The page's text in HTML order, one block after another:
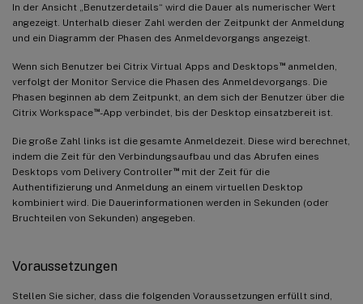
In der Ansicht „Benutzerdetails“ wird die Dauer als numerischer Wert
angezeigt. Unterhalb dieser Zahl werden der Zeitpunkt der Anmeldung
und ein Diagramm der Phasen des Anmeldevorgangs angezeigt.
Wenn sich Benutzer bei Citrix Virtual Apps and Desktops ™anmelden,
verfolgt der Monitor Service die Phasen des Anmeldevorgangs. Die
Phasen beginnen ab dem Zeitpunkt, an dem sich der Benutzer über die
Citrix Workspace™-App verbindet, bis der Desktop einsatzbereit ist.
Die große Zahl links ist die gesamte Anmeldezeit. Diese wird berechnet,
indem die Zeit für den Verbindungsaufbau und das Abrufen eines
Desktops vom Delivery Controller™mit der Zeit für die
Authentifizierung und Anmeldung an einem virtuellen Desktop
kombiniert wird. Die Dauerinformationen werden in Sekunden (oder
Bruchteilen von Sekunden) angegeben.
Voraussetzungen
Stellen Sie sicher, dass die folgenden Voraussetzungen erfüllt sind,